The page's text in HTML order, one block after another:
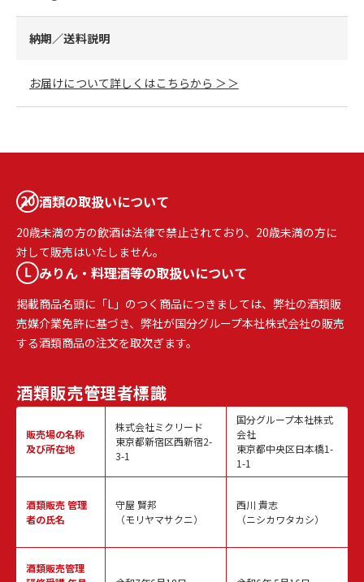
納期／送料説明
お届けについて詳しくはこちらから ＞＞
酒類の取扱いについて
20歳未満の方の飲酒は法律で禁止されており、20歳未満の方に
対して販売はいたしません。
みりん・料理酒等の取扱いについて
掲載商品名頭に「L」のつく商品につきましては、弊社の酒類販
売媒介業免許に基づき、弊社が国分グループ本社株式会社の販売
する酒類商品の注文を取次ぎます。
酒類販売管理者標識
販売場の名称
及び所在地
酒類販売管理
者の氏名
酒類販売管理
株式会社ミクリード
東京都新宿区西新宿2-
3-1
守屋 賢邦
（モリヤマサクニ）
国分グループ本社株式
会社
東京都中央区日本橋1-
1-1
西川 貴志
（ニシカワタカシ）